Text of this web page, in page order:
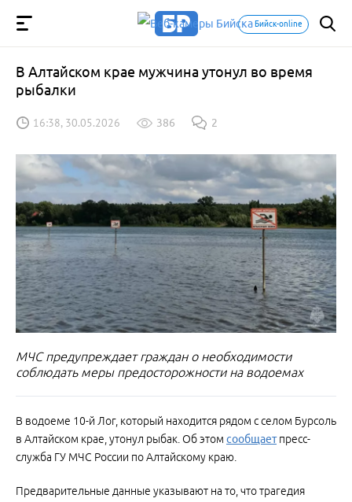
Бийск-online
В Алтайском крае мужчина утонул во время
рыбалки
16:38, 30.05.2026 386 2
МЧС предупреждает граждан о необходимости
соблюдать меры предосторожности на водоемах
В водоеме 10-й Лог, который находится рядом с селом Бурсоль
в Алтайском крае, утонул рыбак. Об этом сообщаетпресс-
служба ГУ МЧС России по Алтайскому краю.
Предварительные данные указывают на то, что трагедия